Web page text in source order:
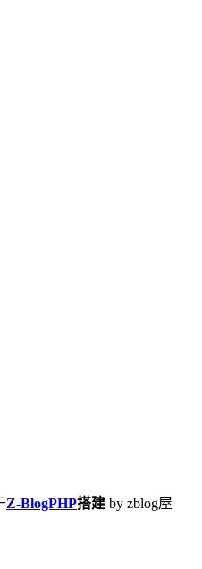
Z-BlogPHP搭建 by zblog屋